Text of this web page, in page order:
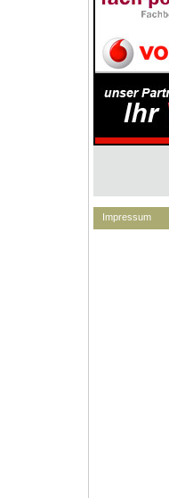
Impressum